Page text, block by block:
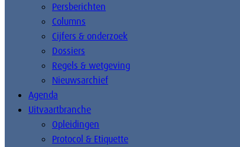
Persberichten
Columns
Cijfers & onderzoek
Dossiers
Regels & wetgeving
Nieuwsarchief
Agenda
Uitvaartbranche
Opleidingen
Protocol & Etiquette